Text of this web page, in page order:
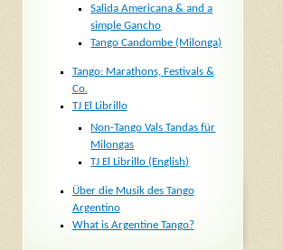
Salida Americana & and a
simple Gancho
Tango Candombe (Milonga)
Tango: Marathons, Festivals &
Co.
TJ El Librillo
Non-Tango Vals Tandas für
Milongas
TJ El Librillo (English)
Über die Musik des Tango
Argentino
What is Argentine Tango?